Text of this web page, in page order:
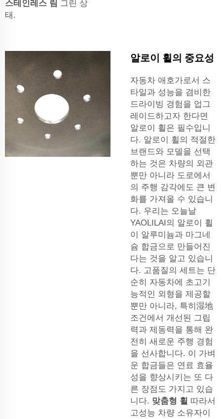
스테인레스 림 그린 상
태.
알로이 휠의 중요성
자동차 애호가로서 스
타일과 성능을 겸비한
드라이빙 경험을 업그
레이드하고자 한다면
알로이 휠은 필수입니
다. 알로이 휠의 적절한
브랜드와 모델을 선택
하는 것은 차량의 외관
뿐만 아니라 도로에서
의 주행 감각에도 큰 변
화를 가져올 수 있습니
다. 우리는 오늘날
YAOLILAI의 알로이 휠
이 알루미늄과 마그네
슘 합금으로 만들어진
다는 것을 알고 있습니
다. 고품질의 세트는 단
순히 자동차에 초고기
능적인 외형을 제공할
뿐만 아니라, 특히湿地
조건에서 개선된 그립
력과 제동력을 통해 완
전히 새로운 주행 경험
을 선사합니다. 이 가벼
운 합금들은 연료 효율
성을 향상시키는 또 다
른 장점도 가지고 있습
니다. 맞춤형 휠 따라서
고성능 차량 소유자이